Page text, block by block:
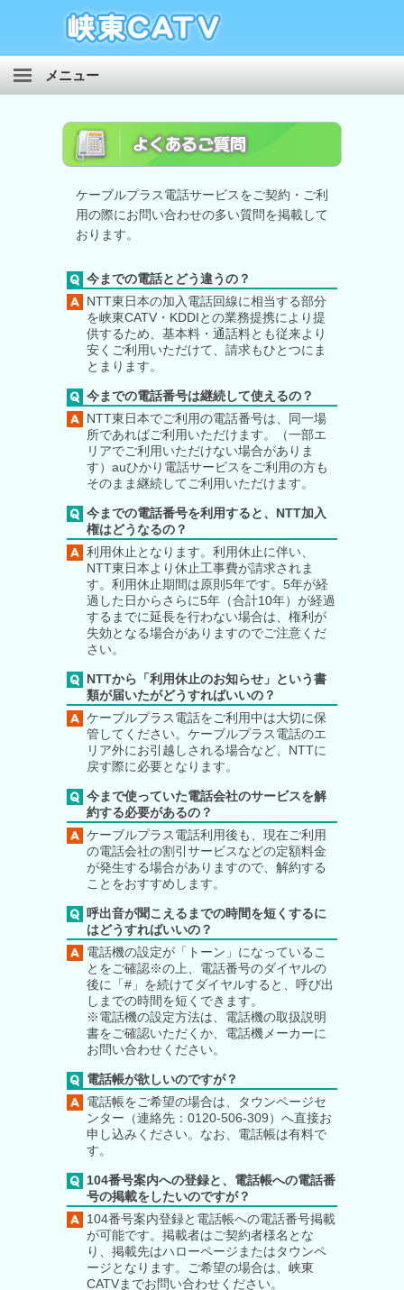
メニュー
インターネット
ケーブルプラス電話
自主放送
ホームページ制作
ケーブルプラス電話サービスをご契約・ご利
用の際にお問い合わせの多い質問を掲載して
おります。
今までの電話とどう違うの？
NTT東日本の加入電話回線に相当する部分
を峡東CATV・KDDIとの業務提携により提
供するため、基本料・通話料とも従来より
安くご利用いただけて、請求もひとつにま
とまります。
今までの電話番号は継続して使えるの？
NTT東日本でご利用の電話番号は、同一場
所であればご利用いただけます。（一部エ
リアでご利用いただけない場合がありま
す）auひかり電話サービスをご利用の方も
そのまま継続してご利用いただけます。
今までの電話番号を利用すると、NTT加入
権はどうなるの？
利用休止となります。利用休止に伴い、
NTT東日本より休止工事費が請求されま
す。利用休止期間は原則5年です。5年が経
過した日からさらに5年（合計10年）が経過
するまでに延長を行わない場合は、権利が
失効となる場合がありますのでご注意くだ
さい。
NTTから「利用休止のお知らせ」という書
類が届いたがどうすればいいの？
ケーブルプラス電話をご利用中は大切に保
管してください。ケーブルプラス電話のエ
リア外にお引越しされる場合など、NTTに
戻す際に必要となります。
今まで使っていた電話会社のサービスを解
約する必要があるの？
ケーブルプラス電話利用後も、現在ご利用
の電話会社の割引サービスなどの定額料金
が発生する場合がありますので、解約する
ことをおすすめします。
呼出音が聞こえるまでの時間を短くするに
はどうすればいいの？
電話機の設定が「トーン」になっているこ
とをご確認※の上、電話番号のダイヤルの
後に「#」を続けてダイヤルすると、呼び出
しまでの時間を短くできます。
※電話機の設定方法は、電話機の取扱説明
書をご確認いただくか、電話機メーカーに
お問い合わせください。
電話帳が欲しいのですが？
電話帳をご希望の場合は、タウンページセ
ンター（連絡先：0120-506-309）へ直接お
申し込みください。なお、電話帳は有料で
す。
104番号案内への登録と、電話帳への電話番
号の掲載をしたいのですが？
104番号案内登録と電話帳への電話番号掲載
が可能です。掲載者はご契約者様名とな
り、掲載先はハローページまたはタウンペ
ージとなります。ご希望の場合は、峡東
CATVまでお問い合わせください。